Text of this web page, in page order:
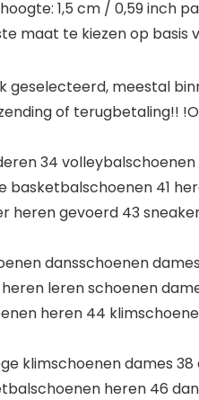
1,5 cm / 0,59 inch
maat te kiezen op basis
meestal
of terugbetaling!!
34
41
heren gevoerd 43
dansschoenen
leren schoenen
heren 44
klimschoenen dames
heren 46